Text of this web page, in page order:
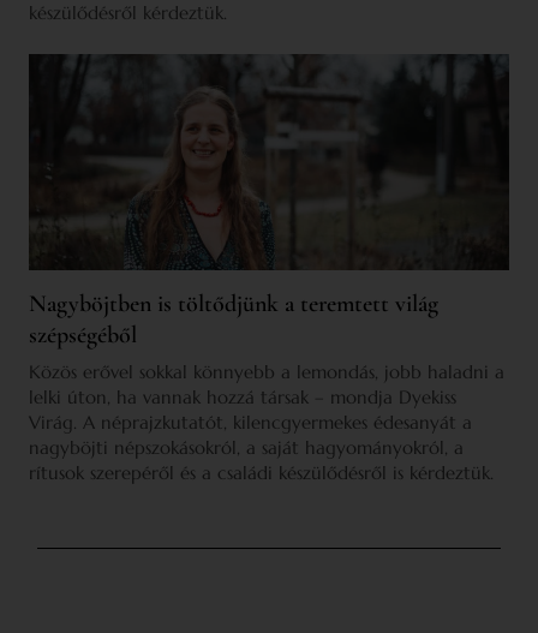
készülődésről kérdeztük.
Nagyböjtben is töltődjünk a teremtett világ
szépségéből
Közös erővel sokkal könnyebb a lemondás, jobb haladni a
lelki úton, ha vannak hozzá társak – mondja Dyekiss
Virág. A néprajzkutatót, kilencgyermekes édesanyát a
nagyböjti népszokásokról, a saját hagyományokról, a
rítusok szerepéről és a családi készülődésről is kérdeztük.